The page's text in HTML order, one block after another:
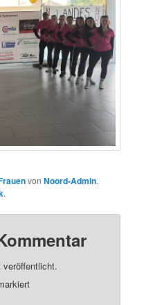
vonNoord-Admin.
.
veröffentlicht.